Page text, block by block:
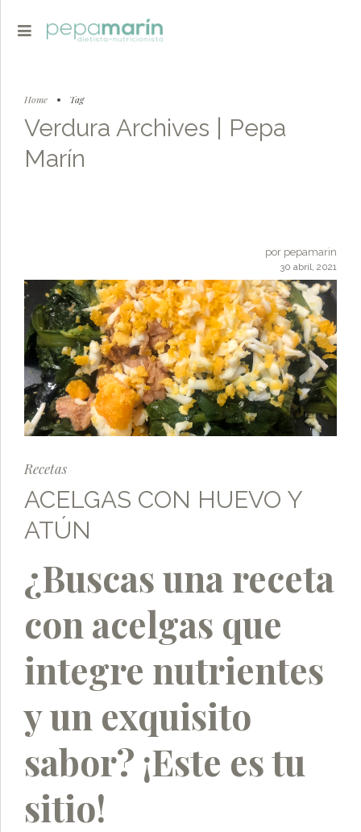
Home Tag
Verdura Archives | Pepa
Marín
por pepamarin
30 abril, 2021
Recetas
ACELGAS CON HUEVO Y
ATÚN
¿Buscas una receta
con acelgas que
integre nutrientes
y un exquisito
sabor? ¡Este es tu
sitio!